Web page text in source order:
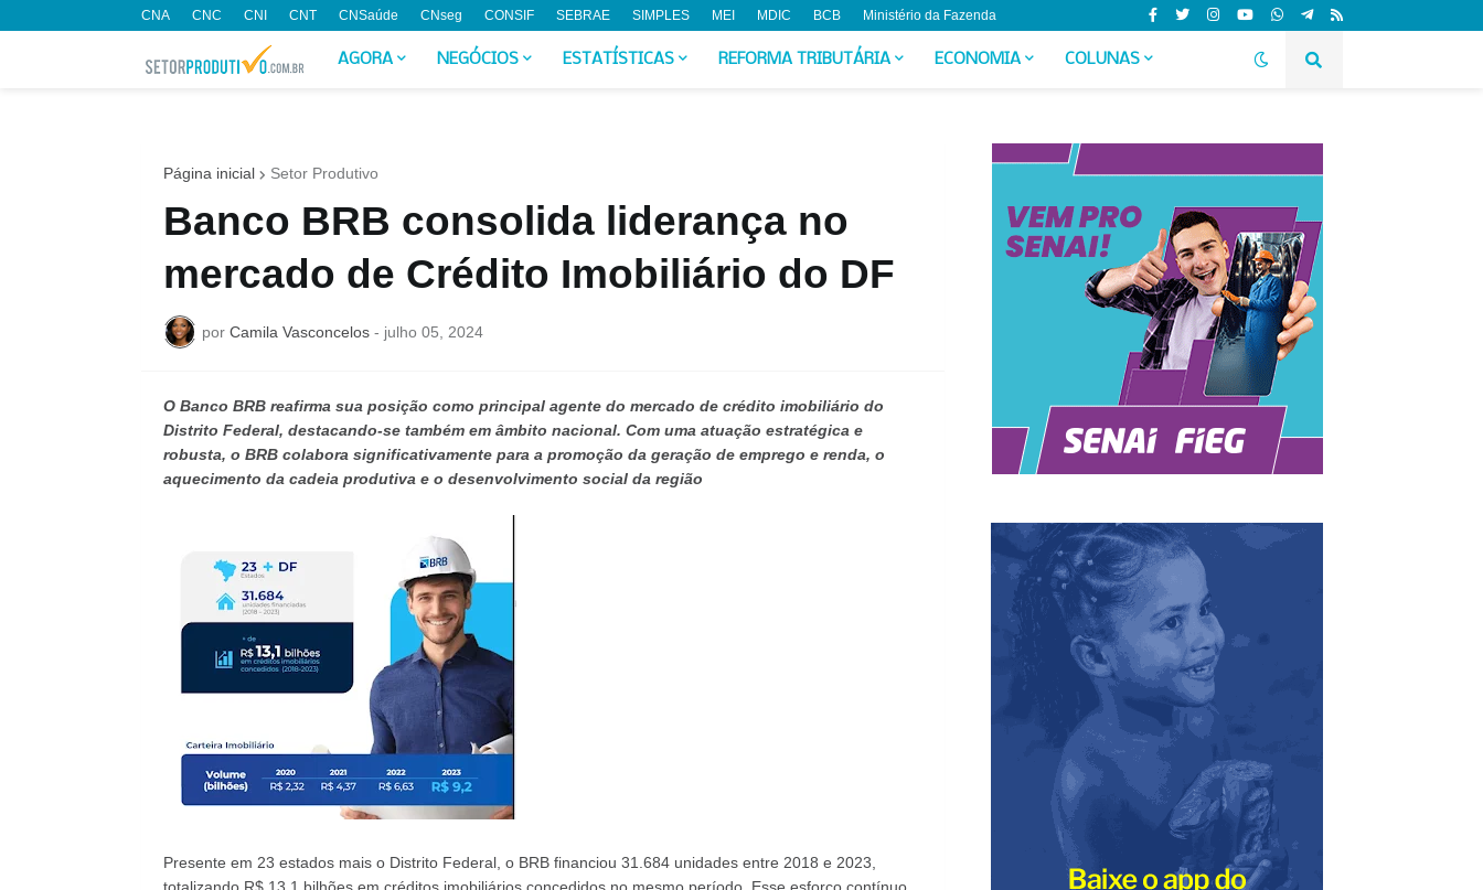
CNA CNC CNI CNT CNSaúde CNseg CONSIF SEBRAE SIMPLES MEI MDIC BCB Ministério da Fazenda
AGORA NEGÓCIOS ESTATÍSTICAS REFORMA TRIBUTÁRIA ECONOMIA COLUNAS
Página inicial Setor Produtivo
Banco BRB consolida liderança no
mercado de Crédito Imobiliário do DF
por Camila Vasconcelos - julho 05, 2024
O Banco BRB reafirma sua posição como principal agente do mercado de crédito imobiliário do
Distrito Federal, destacando-se também em âmbito nacional. Com uma atuação estratégica e
robusta, o BRB colabora significativamente para a promoção da geração de emprego e renda, o
aquecimento da cadeia produtiva e o desenvolvimento social da região
Presente em 23 estados mais o Distrito Federal, o BRB financiou 31.684 unidades entre 2018 e 2023,